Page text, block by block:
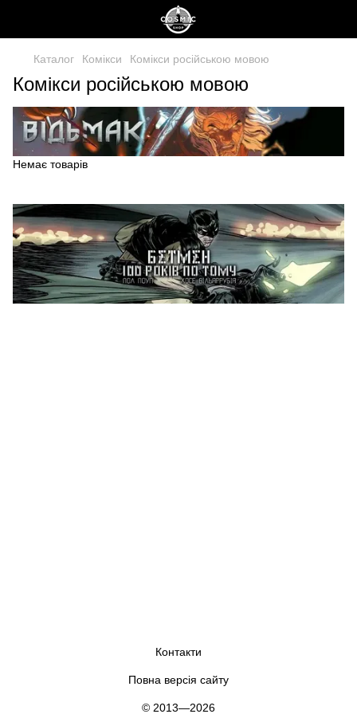
Каталог Комікси Комікси російською мовою
Комікси російською мовою
Немає товарів
Контакти
Повна версія сайту
© 2013—2026